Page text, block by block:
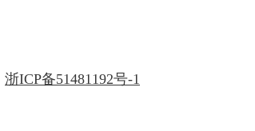
浙ICP备51481192号-1